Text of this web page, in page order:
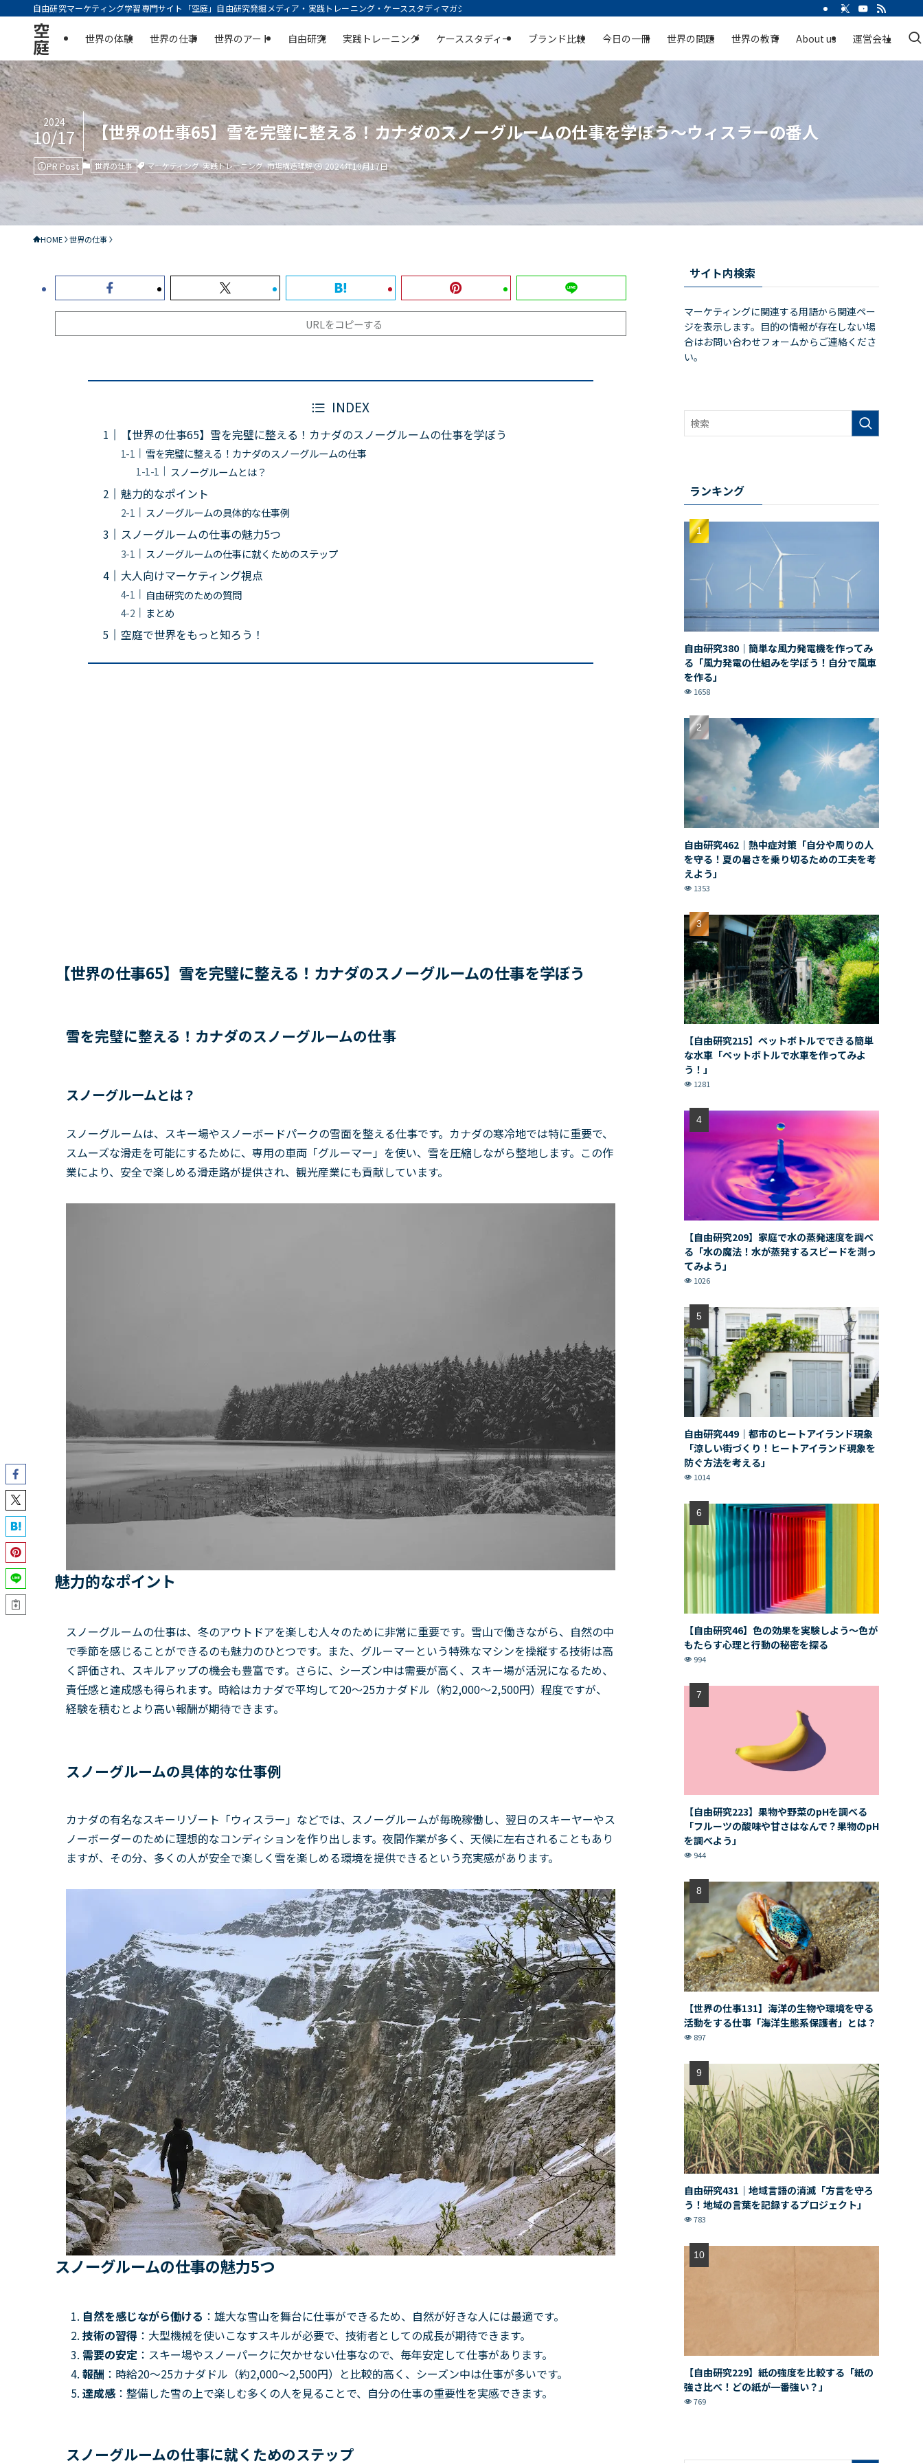
自由研究マーケティング学習専門サイト「空庭」自由研究発掘メディア・実践トレーニング・ケーススタディマガジン | 空庭
空
庭 世界の体験 世界の仕事 世界のアート 自由研究 実践トレーニング ケーススタディー ブランド比較 今日の一冊 世界の問題 世界の教育 About us 運営会社
【世界の仕事65】雪を完璧に整える！カナダのスノーグルームの仕事を学ぼう〜ウィスラーの番人
2024
10/17
PR Post 世界の仕事 マーケティング 実践トレーニング 市場構造理解 2024年10月17日
HOME 世界の仕事
URLをコピーする
INDEX
【世界の仕事65】雪を完璧に整える！カナダのスノーグルームの仕事を学ぼう
雪を完璧に整える！カナダのスノーグルームの仕事
スノーグルームとは？
魅力的なポイント
スノーグルームの具体的な仕事例
スノーグルームの仕事の魅力5つ
スノーグルームの仕事に就くためのステップ
大人向けマーケティング視点
自由研究のための質問
まとめ
空庭で世界をもっと知ろう！
【世界の仕事65】雪を完璧に整える！カナダのスノーグルームの仕事を学ぼう
雪を完璧に整える！カナダのスノーグルームの仕事
スノーグルームとは？
スノーグルームは、スキー場やスノーボードパークの雪面を整える仕事です。カナダの寒冷地では特に重要で、
スムーズな滑走を可能にするために、専用の車両「グルーマー」を使い、雪を圧縮しながら整地します。この作
業により、安全で楽しめる滑走路が提供され、観光産業にも貢献しています。
魅力的なポイント
スノーグルームの仕事は、冬のアウトドアを楽しむ人々のために非常に重要です。雪山で働きながら、自然の中
で季節を感じることができるのも魅力のひとつです。また、グルーマーという特殊なマシンを操縦する技術は高
く評価され、スキルアップの機会も豊富です。さらに、シーズン中は需要が高く、スキー場が活況になるため、
責任感と達成感も得られます。時給はカナダで平均して20〜25カナダドル（約2,000〜2,500円）程度ですが、
経験を積むとより高い報酬が期待できます。
スノーグルームの具体的な仕事例
カナダの有名なスキーリゾート「ウィスラー」などでは、スノーグルームが毎晩稼働し、翌日のスキーヤーやス
ノーボーダーのために理想的なコンディションを作り出します。夜間作業が多く、天候に左右されることもあり
ますが、その分、多くの人が安全で楽しく雪を楽しめる環境を提供できるという充実感があります。
スノーグルームの仕事の魅力5つ
自然を感じながら働ける ：雄大な雪山を舞台に仕事ができるため、自然が好きな人には最適です。
技術の習得 ：大型機械を使いこなすスキルが必要で、技術者としての成長が期待できます。
需要の安定 ：スキー場やスノーパークに欠かせない仕事なので、毎年安定して仕事があります。
報酬 ：時給20～25カナダドル（約2,000〜2,500円）と比較的高く、シーズン中は仕事が多いです。
達成感 ：整備した雪の上で楽しむ多くの人を見ることで、自分の仕事の重要性を実感できます。
スノーグルームの仕事に就くためのステップ
サイト内検索
マーケティングに関連する用語から関連ペー
ジを表示します。目的の情報が存在しない場
合はお問い合わせフォームからご連絡くださ
い。
ランキング
自由研究380｜簡単な風力発電機を作ってみ
る「風力発電の仕組みを学ぼう！自分で風車
を作る」
1658
自由研究462｜熱中症対策「自分や周りの人
を守る！夏の暑さを乗り切るための工夫を考
えよう」
1353
【自由研究215】ペットボトルでできる簡単
な水車「ペットボトルで水車を作ってみよ
う！」
1281
【自由研究209】家庭で水の蒸発速度を調べ
る「水の魔法！水が蒸発するスピードを測っ
てみよう」
1026
自由研究449｜都市のヒートアイランド現象
「涼しい街づくり！ヒートアイランド現象を
防ぐ方法を考える」
1014
【自由研究46】色の効果を実験しよう〜色が
もたらす心理と行動の秘密を探る
994
【自由研究223】果物や野菜のpHを調べる
「フルーツの酸味や甘さはなんで？果物のpH
を調べよう」
944
【世界の仕事131】海洋の生物や環境を守る
活動をする仕事「海洋生態系保護者」とは？
897
自由研究431｜地域言語の消滅「方言を守ろ
う！地域の言葉を記録するプロジェクト」
783
【自由研究229】紙の強度を比較する「紙の
強さ比べ！どの紙が一番強い？」
769